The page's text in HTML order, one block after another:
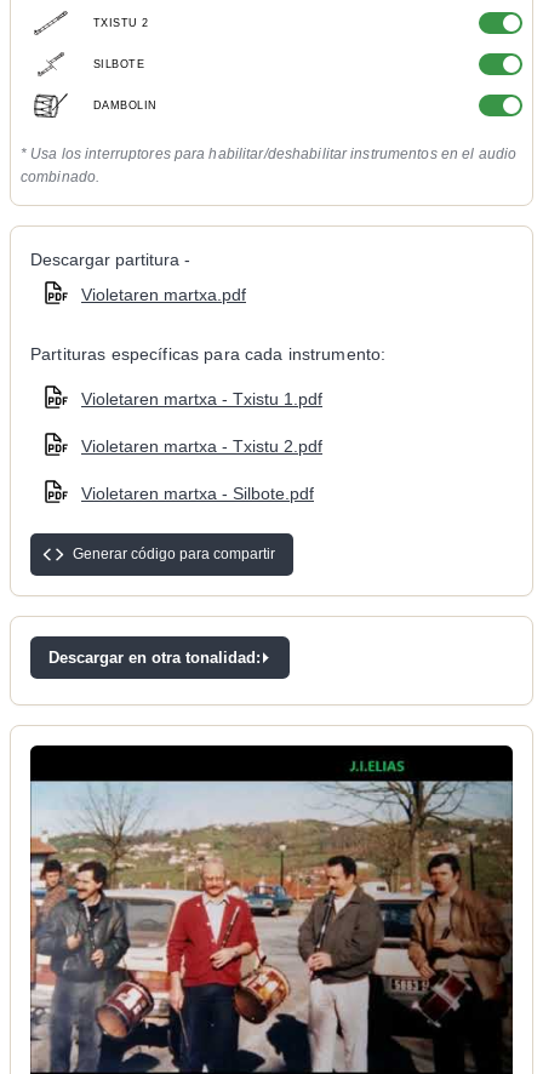
TXISTU 2
SILBOTE
DAMBOLIN
* Usa los interruptores para habilitar/deshabilitar instrumentos en el audio
combinado.
Descargar partitura -
Violetaren martxa.pdf
Partituras específicas para cada instrumento:
Violetaren martxa - Txistu 1.pdf
Violetaren martxa - Txistu 2.pdf
Violetaren martxa - Silbote.pdf
Generar código para compartir
Descargar en otra tonalidad: